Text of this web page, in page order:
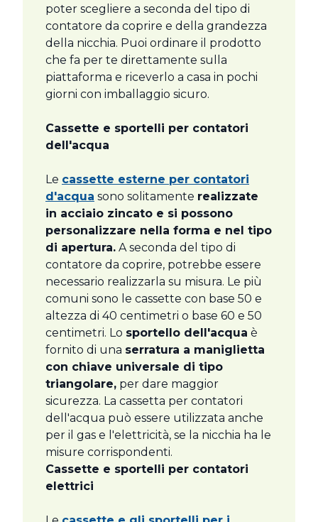
poter scegliere a seconda del tipo di
contatore da coprire e della grandezza
della nicchia. Puoi ordinare il prodotto
che fa per te direttamente sulla
piattaforma e riceverlo a casa in pochi
giorni con imballaggio sicuro.
Cassette e sportelli per contatori
dell'acqua
Le cassette esterne per contatori
d'acqua sono solitamente realizzate
in acciaio zincato e si possono
personalizzare nella forma e nel tipo
di apertura. A seconda del tipo di
contatore da coprire, potrebbe essere
necessario realizzarla su misura. Le più
comuni sono le cassette con base 50 e
altezza di 40 centimetri o base 60 e 50
centimetri. Lo sportello dell'acqua è
fornito di una serratura a maniglietta
con chiave universale di tipo
triangolare, per dare maggior
sicurezza. La cassetta per contatori
dell'acqua può essere utilizzata anche
per il gas e l'elettricità, se la nicchia ha le
misure corrispondenti.
Cassette e sportelli per contatori
elettrici